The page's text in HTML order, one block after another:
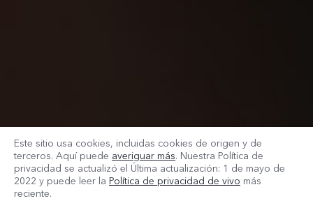
Este sitio usa cookies, incluidas cookies de origen y de
terceros. Aquí puede averiguar más. Nuestra Política de
privacidad se actualizó el Última actualización: 1 de mayo de
2022 y puede leer la Política de privacidad de vivo más
reciente.